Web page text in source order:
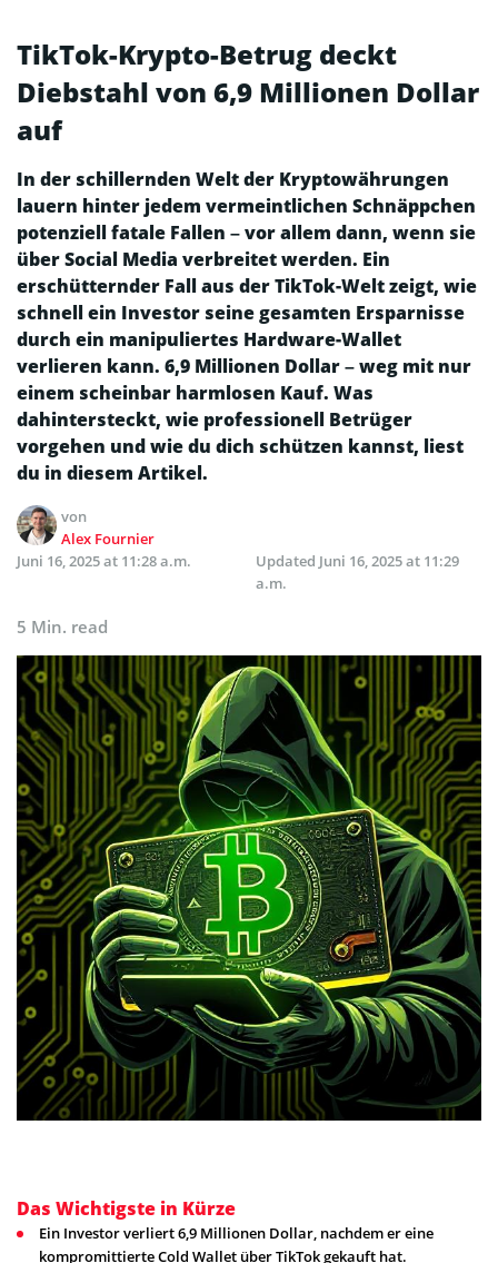
TikTok-Krypto-Betrug deckt
Diebstahl von 6,9 Millionen Dollar
auf
In der schillernden Welt der Kryptowährungen
lauern hinter jedem vermeintlichen Schnäppchen
potenziell fatale Fallen – vor allem dann, wenn sie
über Social Media verbreitet werden. Ein
erschütternder Fall aus der TikTok-Welt zeigt, wie
schnell ein Investor seine gesamten Ersparnisse
durch ein manipuliertes Hardware-Wallet
verlieren kann. 6,9 Millionen Dollar – weg mit nur
einem scheinbar harmlosen Kauf. Was
dahintersteckt, wie professionell Betrüger
vorgehen und wie du dich schützen kannst, liest
du in diesem Artikel.
von
Alex Fournier
Juni 16, 2025 at 11:28 a.m.
Updated Juni 16, 2025 at 11:29
a.m.
5 Min. read
Das Wichtigste in Kürze
Ein Investor verliert 6,9 Millionen Dollar, nachdem er eine
kompromittierte Cold Wallet über TikTok gekauft hat.